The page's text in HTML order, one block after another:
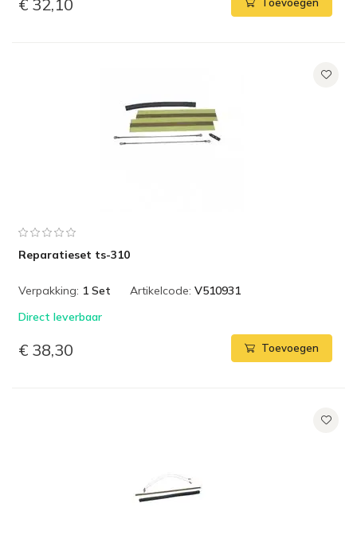
€ 32,10 Toevoegen
Reparatieset ts-310
Verpakking: 1 Set Artikelcode: V510931
Direct leverbaar
€ 38,30 Toevoegen